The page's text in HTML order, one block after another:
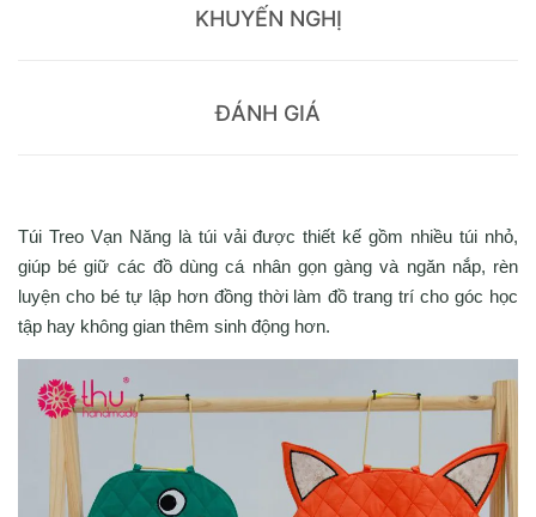
KHUYẾN NGHỊ
ĐÁNH GIÁ
Túi Treo Vạn Năng là túi vải được thiết kế gồm nhiều túi nhỏ,
giúp bé giữ các đồ dùng cá nhân gọn gàng và ngăn nắp, rèn
luyện cho bé tự lập hơn đồng thời làm đồ trang trí cho góc học
tập hay không gian thêm sinh động hơn.